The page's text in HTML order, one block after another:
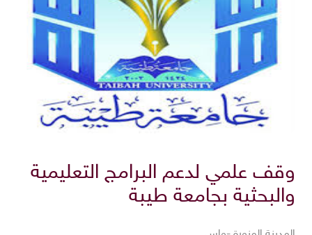
وقف علمي لدعم البرامج التعليمية
والبحثية بجامعة طيبة